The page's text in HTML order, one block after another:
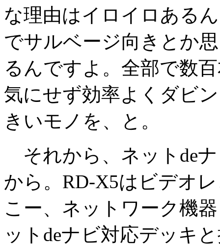
な理由はイロイロある
でサルベージ向きとか
るんですよ。全部で数
気にせず効率よくダビ
きいモノを、と。
それから、ネットde
から。RD-X5はビデオ
こー、ネットワーク機
ットdeナビ対応デッキ